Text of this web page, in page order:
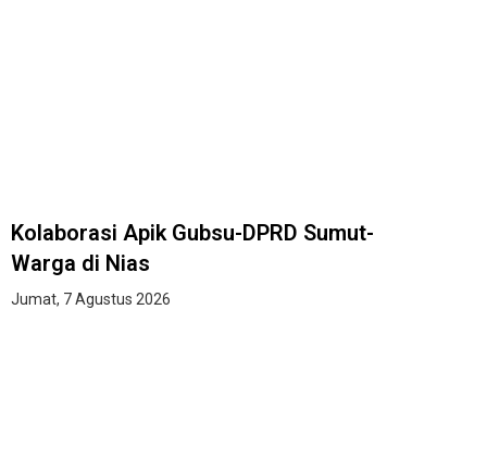
Kolaborasi Apik Gubsu-DPRD Sumut-
Warga di Nias
Jumat, 7 Agustus 2026